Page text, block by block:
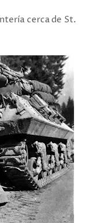
cerca de St.